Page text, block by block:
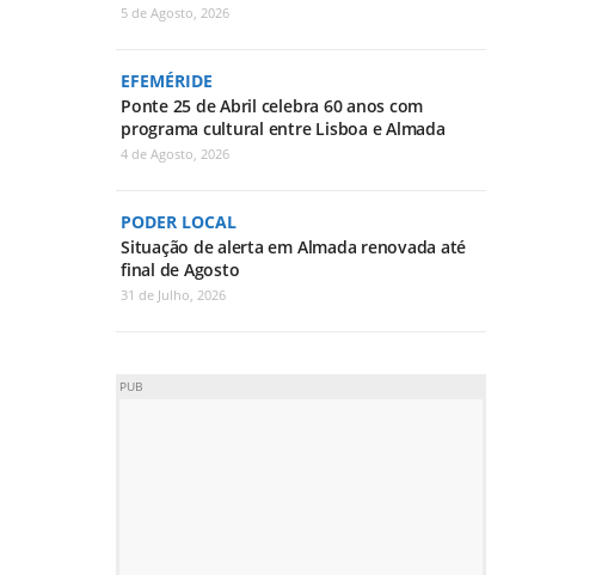
5 de Agosto, 2026
EFEMÉRIDE
Ponte 25 de Abril celebra 60 anos com
programa cultural entre Lisboa e Almada
4 de Agosto, 2026
PODER LOCAL
Situação de alerta em Almada renovada até
final de Agosto
31 de Julho, 2026
PUB